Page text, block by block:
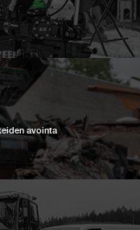
avointa